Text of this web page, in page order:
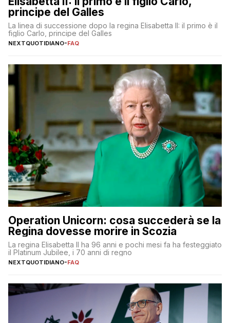
principe del Galles
La linea di successione dopo la regina Elisabetta II: il primo è il
figlio Carlo, principe del Galles
NEXTQUOTIDIANO-FAQ
Operation Unicorn: cosa succederà se la
Regina dovesse morire in Scozia
La regina Elisabetta II ha 96 anni e pochi mesi fa ha festeggiato
il Platinum Jubilee, i 70 anni di regno
NEXTQUOTIDIANO-FAQ